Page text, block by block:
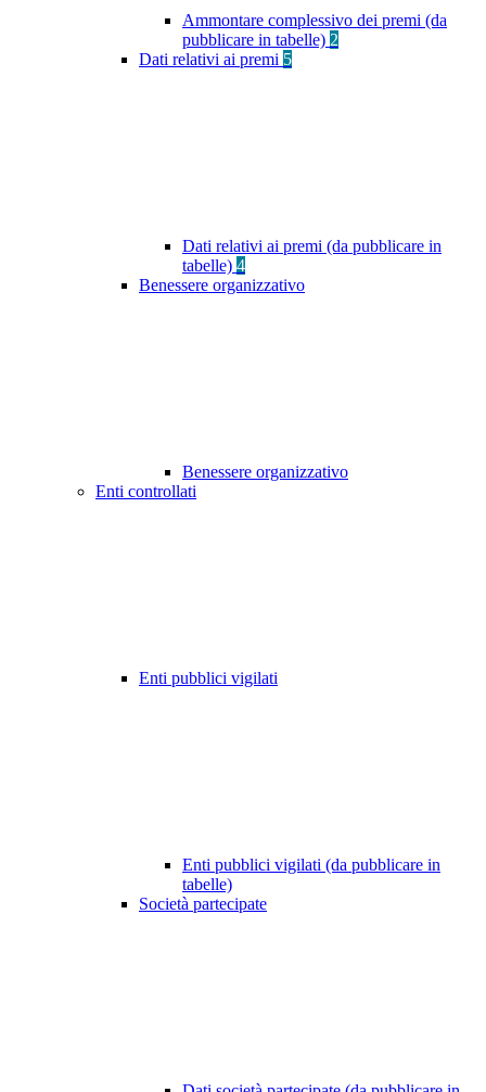
Ammontare complessivo dei premi (da
pubblicare in tabelle) 2
Dati relativi ai premi 5
Dati relativi ai premi (da pubblicare in
tabelle) 4
Benessere organizzativo
Benessere organizzativo
Enti controllati
Enti pubblici vigilati
Enti pubblici vigilati (da pubblicare in
tabelle)
Società partecipate